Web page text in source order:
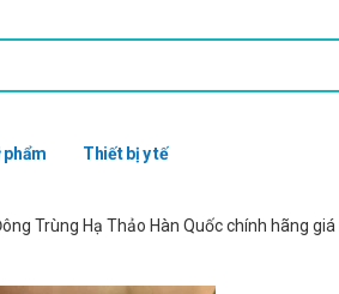
phẩm Thiết bị y tế
Trùng Hạ Thảo Hàn Quốc chính hãng giá